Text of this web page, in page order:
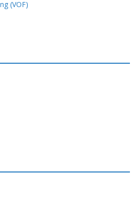
(VOF)